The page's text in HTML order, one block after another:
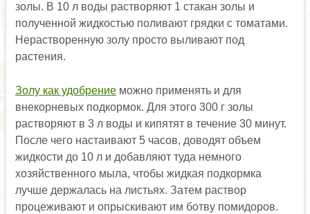
золы. В 10 л воды растворяют 1 стакан золы и
полученной жидкостью поливают грядки с томатами.
Нерастворенную золу просто выливают под
растения.
Золу как удобрениеможно применять и для
внекорневых подкормок. Для этого 300 г золы
растворяют в 3 л воды и кипятят в течение 30 минут.
После чего настаивают 5 часов, доводят объем
жидкости до 10 л и добавляют туда немного
хозяйственного мыла, чтобы жидкая подкормка
лучше держалась на листьях. Затем раствор
процеживают и опрыскивают им ботву помидоров.